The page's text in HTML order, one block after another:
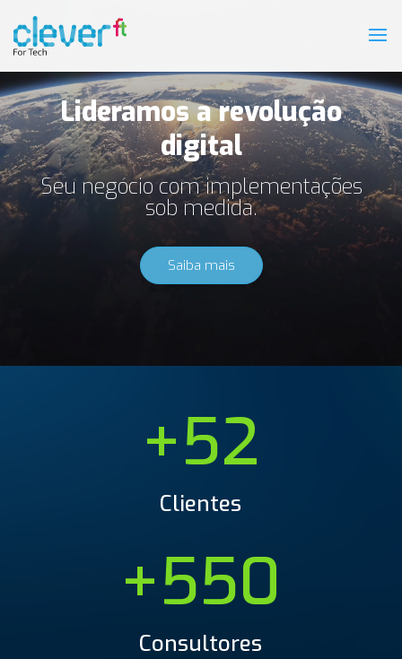
Lideramos a revolução
digital
Seu negócio com implementações
sob medida.
Saiba mais
+52
Clientes
+550
Consultores